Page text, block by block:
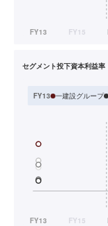
セグメント投下資本利益率
FY13 一建設グループ